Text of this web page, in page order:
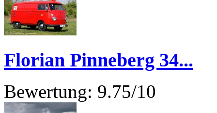
Florian Pinneberg 34...
Bewertung: 9.75/10